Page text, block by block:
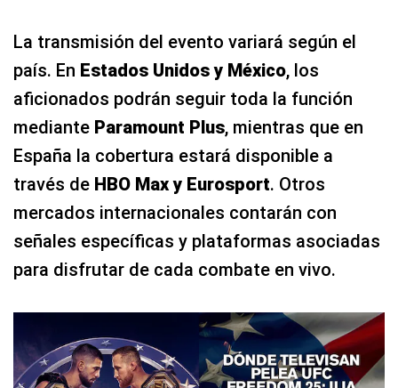
La transmisión del evento variará según el
país. En Estados Unidos y México, los
aficionados podrán seguir toda la función
mediante Paramount Plus, mientras que en
España la cobertura estará disponible a
través de HBO Max y Eurosport. Otros
mercados internacionales contarán con
señales específicas y plataformas asociadas
para disfrutar de cada combate en vivo.